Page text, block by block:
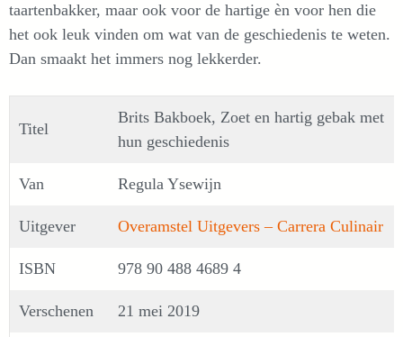
taartenbakker, maar ook voor de hartige èn voor hen die
het ook leuk vinden om wat van de geschiedenis te weten.
Dan smaakt het immers nog lekkerder.
Titel
Brits Bakboek, Zoet en hartig gebak met
hun geschiedenis
Van Regula Ysewijn
Uitgever Overamstel Uitgevers – Carrera Culinair
ISBN 978 90 488 4689 4
Verschenen 21 mei 2019